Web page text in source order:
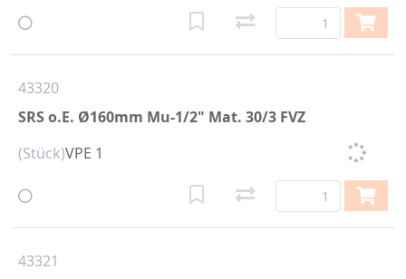
43320
SRS o.E. Ø160mm Mu-1/2" Mat. 30/3 FVZ
(Stück)VPE 1
43321